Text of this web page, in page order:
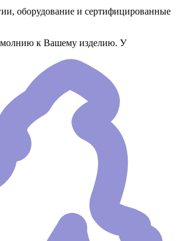
оборудование и сертифицированные
молнию к Вашему изделию. У